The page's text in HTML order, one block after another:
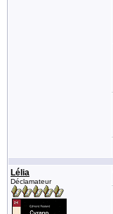
Lélia
Déclamateur